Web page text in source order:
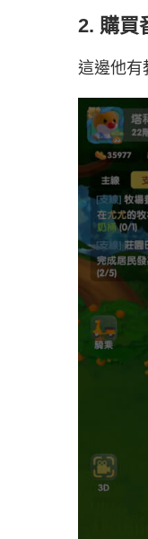
2. 購買
這邊他有